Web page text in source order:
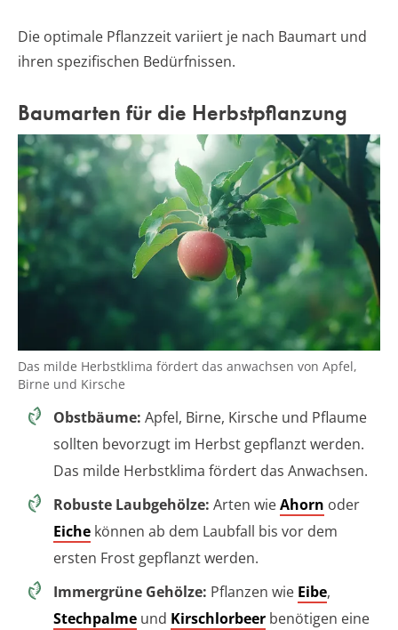
Die optimale Pflanzzeit variiert je nach Baumart und
ihren spezifischen Bedürfnissen.
Baumarten für die Herbstpflanzung
Das milde Herbstklima fördert das anwachsen von Apfel,
Birne und Kirsche
Obstbäume: Apfel, Birne, Kirsche und Pflaume
sollten bevorzugt im Herbst gepflanzt werden.
Das milde Herbstklima fördert das Anwachsen.
Robuste Laubgehölze: Arten wieAhorn oder
Eiche können ab dem Laubfall bis vor dem
ersten Frost gepflanzt werden.
Immergrüne Gehölze: Pflanzen wie Eibe,
Stechpalme und Kirschlorbeer benötigen eine